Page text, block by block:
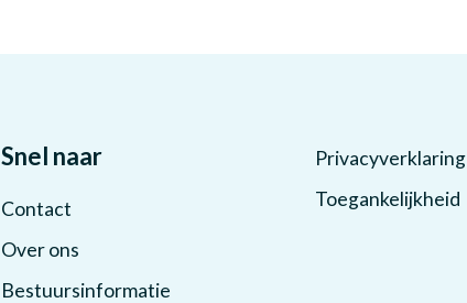
Snel naar
Contact
Over ons
Bestuursinformatie
Privacyverklaring
Toegankelijkheid